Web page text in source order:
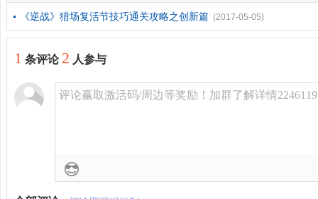
《逆战》猎场复活节技巧通关攻略之创新篇 (2017-05-05)
1 条评论 2 人参与
评论赢取激活码/周边等奖励！加群了解详情